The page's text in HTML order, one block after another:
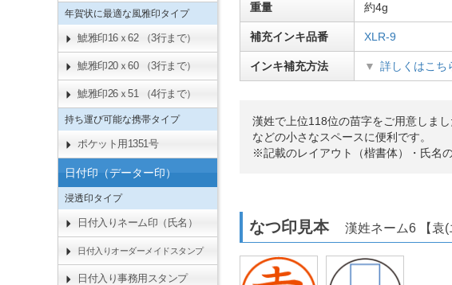
重量 約4g
補充インキ品番 XLR-9
インキ補充方法 詳しくはこち
漢姓で上位118位の苗字をご用意しま
などの小さなスペースに便利です。
※記載のレイアウト（楷書体）・氏名
なつ印見本 漢姓ネーム6 【袁(
年賀状に最適な風雅印タイプ
鯱雅印16ｘ62 （3行まで）
鯱雅印20ｘ60 （3行まで）
鯱雅印26ｘ51 （4行まで）
持ち運び可能な携帯タイプ
ポケット用1351号
日付印（データー印）
浸透印タイプ
日付入りネーム印（氏名）
日付入りオーダーメイドスタンプ
日付入り事務用スタンプ